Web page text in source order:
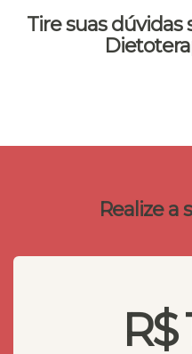
Tire suas dúvidas
Realize a
R$